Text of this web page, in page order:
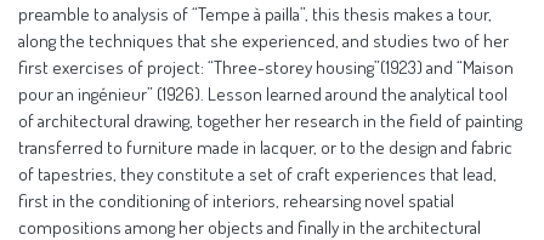
preamble to analysis of “Tempe à pailla”, this thesis makes a tour,
along the techniques that she experienced, and studies two of her
first exercises of project: “Three-storey housing”(1923) and “Maison
pour an ingénieur” (1926). Lesson learned around the analytical tool
of architectural drawing, together her research in the field of painting
transferred to furniture made in lacquer, or to the design and fabric
of tapestries, they constitute a set of craft experiences that lead,
first in the conditioning of interiors, rehearsing novel spatial
compositions among her objects and finally in the architectural